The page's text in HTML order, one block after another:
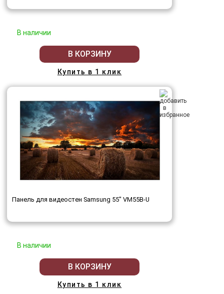
В наличии
В КОРЗИНУ
Купить в 1 клик
Панель для видеостен Samsung 55" VM55B-U
В наличии
В КОРЗИНУ
Купить в 1 клик